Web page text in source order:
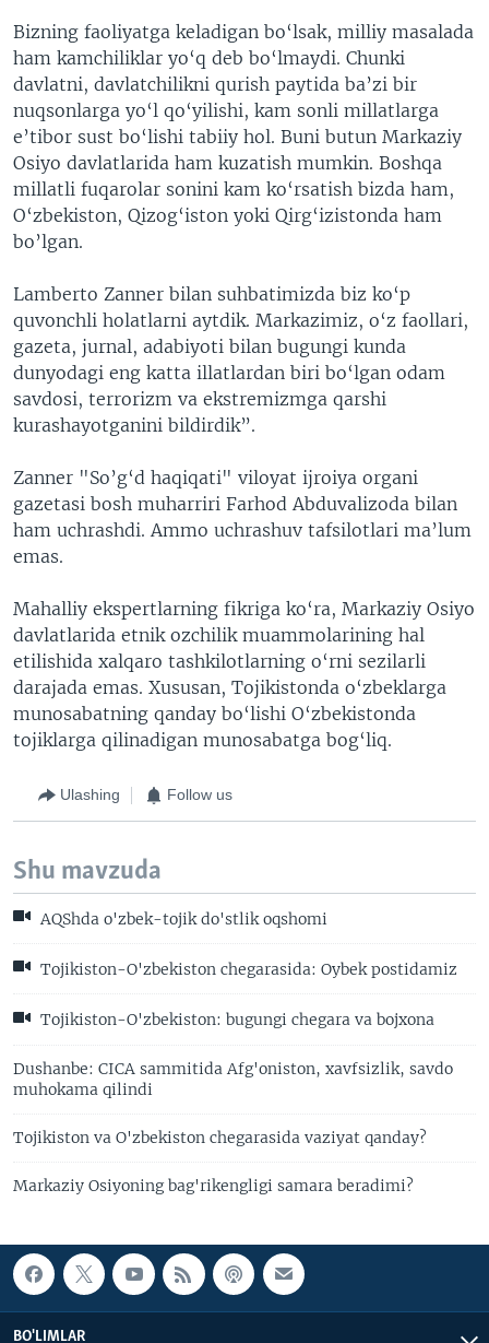
Bizning faoliyatga keladigan bo‘lsak, milliy masalada
ham kamchiliklar yo‘q deb bo‘lmaydi. Chunki
davlatni, davlatchilikni qurish paytida ba’zi bir
nuqsonlarga yo‘l qo‘yilishi, kam sonli millatlarga
e’tibor sust bo‘lishi tabiiy hol. Buni butun Markaziy
Osiyo davlatlarida ham kuzatish mumkin. Boshqa
millatli fuqarolar sonini kam ko‘rsatish bizda ham,
O‘zbekiston, Qizog‘iston yoki Qirg‘izistonda ham
bo’lgan.
Lamberto Zanner bilan suhbatimizda biz ko‘p
quvonchli holatlarni aytdik. Markazimiz, o‘z faollari,
gazeta, jurnal, adabiyoti bilan bugungi kunda
dunyodagi eng katta illatlardan biri bo‘lgan odam
savdosi, terrorizm va ekstremizmga qarshi
kurashayotganini bildirdik”.
Zanner "So’g‘d haqiqati" viloyat ijroiya organi
gazetasi bosh muharriri Farhod Abduvalizoda bilan
ham uchrashdi. Ammo uchrashuv tafsilotlari ma’lum
emas.
Mahalliy ekspertlarning fikriga ko‘ra, Markaziy Osiyo
davlatlarida etnik ozchilik muammolarining hal
etilishida xalqaro tashkilotlarning o‘rni sezilarli
darajada emas. Xususan, Tojikistonda o‘zbeklarga
munosabatning qanday bo‘lishi O‘zbekistonda
tojiklarga qilinadigan munosabatga bog‘liq.
Ulashing Follow us
Shu mavzuda
AQShda o'zbek-tojik do'stlik oqshomi
Tojikiston-O'zbekiston chegarasida: Oybek postidamiz
Tojikiston-O'zbekiston: bugungi chegara va bojxona
Dushanbe: CICA sammitida Afg'oniston, xavfsizlik, savdo
muhokama qilindi
Tojikiston va O'zbekiston chegarasida vaziyat qanday?
Markaziy Osiyoning bag'rikengligi samara beradimi?
BO'LIMLAR